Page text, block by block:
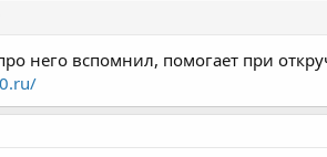
него вспомнил, помогает при